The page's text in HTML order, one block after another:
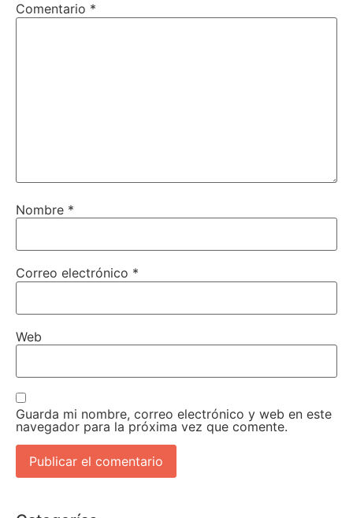
Comentario *
Nombre *
Correo electrónico *
Web
Guarda mi nombre, correo electrónico y web en este
navegador para la próxima vez que comente.